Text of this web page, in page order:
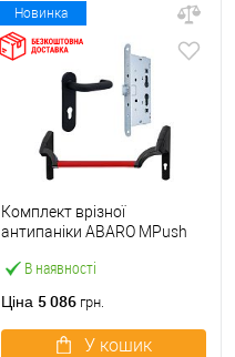
Новинка
В наявності
Комплект врізної
антипаніки ABARO МPush
червоний із замком та
Ціна 5 086 грн.
У кошик